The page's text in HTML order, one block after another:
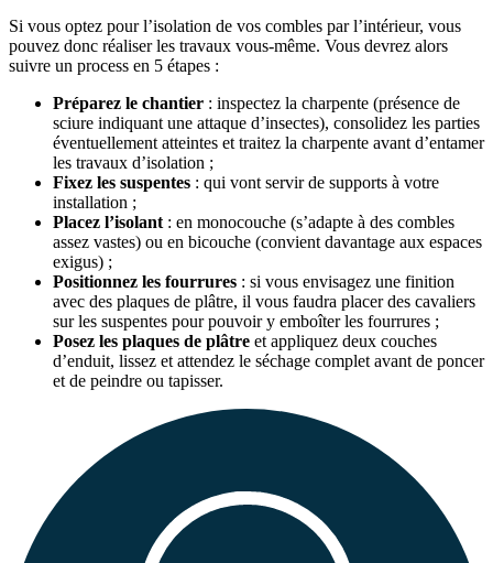
Si vous optez pour l’isolation de vos combles par l’intérieur, vous
pouvez donc réaliser les travaux vous-même. Vous devrez alors
suivre un process en 5 étapes :
Préparez le chantier : inspectez la charpente (présence de
sciure indiquant une attaque d’insectes), consolidez les parties
éventuellement atteintes et traitez la charpente avant d’entamer
les travaux d’isolation ;
Fixez les suspentes : qui vont servir de supports à votre
installation ;
Placez l’isolant : en monocouche (s’adapte à des combles
assez vastes) ou en bicouche (convient davantage aux espaces
exigus) ;
Positionnez les fourrures : si vous envisagez une finition
avec des plaques de plâtre, il vous faudra placer des cavaliers
sur les suspentes pour pouvoir y emboîter les fourrures ;
Posez les plaques de plâtre et appliquez deux couches
d’enduit, lissez et attendez le séchage complet avant de poncer
et de peindre ou tapisser.